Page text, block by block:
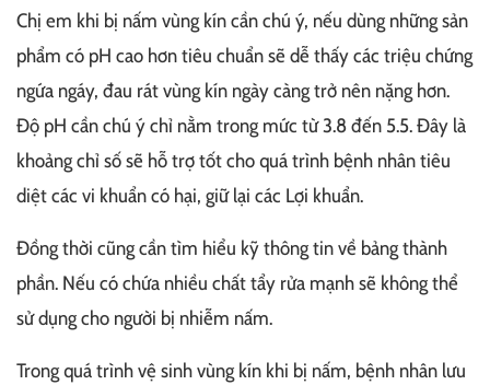
Chị em khi bị nấm vùng kín cần chú ý, nếu dùng những sản
phẩm có pH cao hơn tiêu chuẩn sẽ dễ thấy các triệu chứng
ngứa ngáy, đau rát vùng kín ngày càng trở nên nặng hơn.
Độ pH cần chú ý chỉ nằm trong mức từ 3.8 đến 5.5. Đây là
khoảng chỉ số sẽ hỗ trợ tốt cho quá trình bệnh nhân tiêu
diệt các vi khuẩn có hại, giữ lại các Lợi khuẩn.
Đồng thời cũng cần tìm hiểu kỹ thông tin về bảng thành
phần. Nếu có chứa nhiều chất tẩy rửa mạnh sẽ không thể
sử dụng cho người bị nhiễm nấm.
Trong quá trình vệ sinh vùng kín khi bị nấm, bệnh nhân lưu